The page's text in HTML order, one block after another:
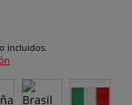
incluidos.